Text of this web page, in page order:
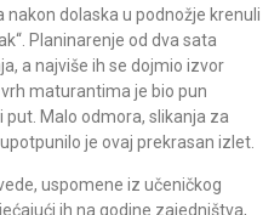
dolaska u podnožje krenuli
Planinarenje od dva sata
a najviše ih se dojmio izvor
maturantima je bio pun
Malo odmora, slikanja za
je ovaj prekrasan izlet.
uspomene iz učeničkog
ih na godine zajedništva,